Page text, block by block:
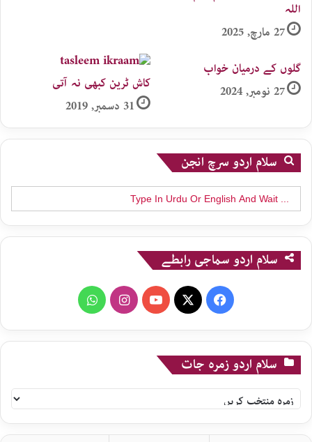
اللہ
27 مارچ, 2025
گلوں کے درمیان خواب
27 نومبر, 2024
کاش ٹرین کبھی نہ آتی
31 دسمبر, 2019
سلام اردو سرچ انجن
Search
for:
سلام اردو سماجی رابطے
Facebook
YouTube
Instagram
WhatsApp
سلام اردو زمرہ جات
سلام
اردو
زمرہ